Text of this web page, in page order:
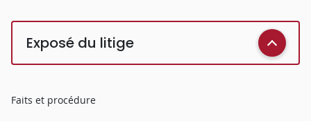
Exposé du litige
Faits et procédure